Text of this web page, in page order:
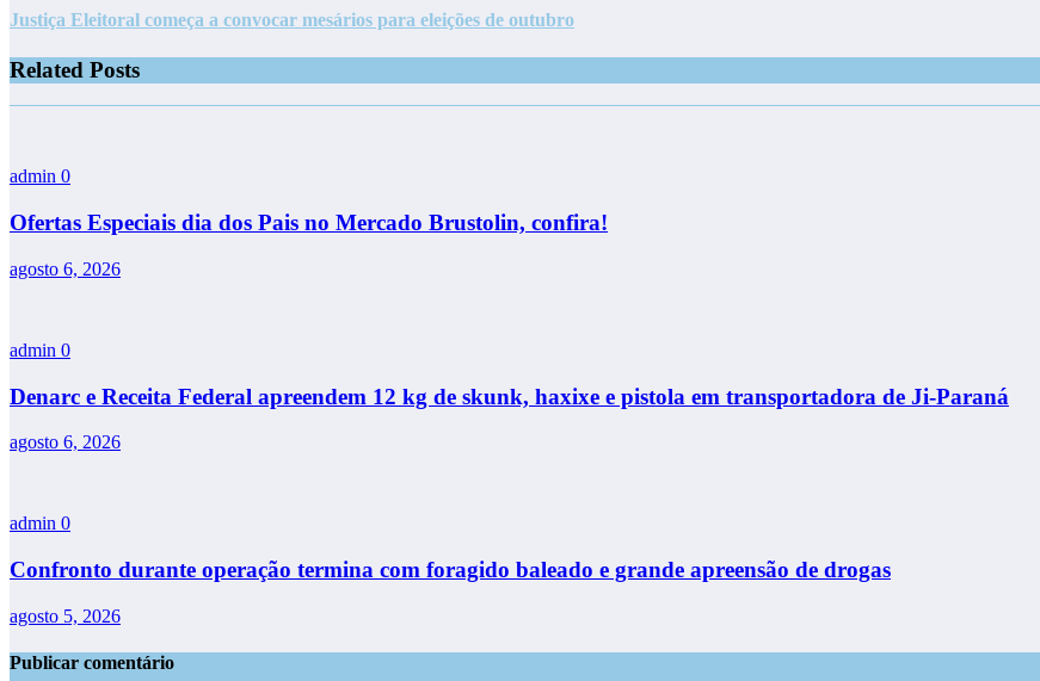
Justiça Eleitoral começa a convocar mesários para eleições de outubro
Related Posts
admin 0
Ofertas Especiais dia dos Pais no Mercado Brustolin, confira!
agosto 6, 2026
admin 0
Denarc e Receita Federal apreendem 12 kg de skunk, haxixe e pistola em transportadora de Ji-Paraná
agosto 6, 2026
admin 0
Confronto durante operação termina com foragido baleado e grande apreensão de drogas
agosto 5, 2026
Publicar comentário